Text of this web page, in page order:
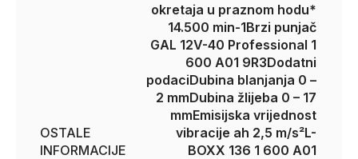
OSTALE
INFORMACIJE
okretaja u praznom hodu*
14.500 min-1Brzi punjač
GAL 12V-40 Professional 1
600 A01 9R3Dodatni
podaciDubina blanjanja 0 –
2 mmDubina žlijeba 0 – 17
mmEmisijska vrijednost
vibracije ah 2,5 m/s²L-
BOXX 136 1 600 A01